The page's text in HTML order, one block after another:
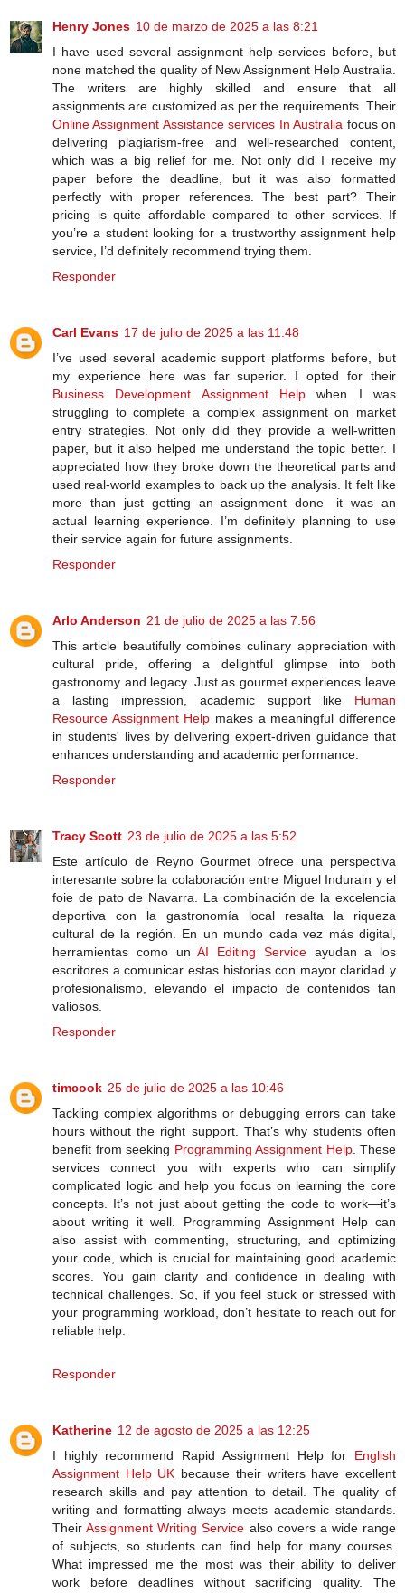
Henry Jones 10 de marzo de 2025 a las 8:21
I have used several assignment help services before, but
none matched the quality of New Assignment Help Australia.
The writers are highly skilled and ensure that all
assignments are customized as per the requirements. Their
Online Assignment Assistance services In Australia focus on
delivering plagiarism-free and well-researched content,
which was a big relief for me. Not only did I receive my
paper before the deadline, but it was also formatted
perfectly with proper references. The best part? Their
pricing is quite affordable compared to other services. If
you’re a student looking for a trustworthy assignment help
service, I’d definitely recommend trying them.
Responder
Carl Evans 17 de julio de 2025 a las 11:48
I’ve used several academic support platforms before, but
my experience here was far superior. I opted for their
Business Development Assignment Help when I was
struggling to complete a complex assignment on market
entry strategies. Not only did they provide a well-written
paper, but it also helped me understand the topic better. I
appreciated how they broke down the theoretical parts and
used real-world examples to back up the analysis. It felt like
more than just getting an assignment done—it was an
actual learning experience. I’m definitely planning to use
their service again for future assignments.
Responder
Arlo Anderson 21 de julio de 2025 a las 7:56
This article beautifully combines culinary appreciation with
cultural pride, offering a delightful glimpse into both
gastronomy and legacy. Just as gourmet experiences leave
a lasting impression, academic support like Human
Resource Assignment Help makes a meaningful difference
in students' lives by delivering expert-driven guidance that
enhances understanding and academic performance.
Responder
Tracy Scott 23 de julio de 2025 a las 5:52
Este artículo de Reyno Gourmet ofrece una perspectiva
interesante sobre la colaboración entre Miguel Indurain y el
foie de pato de Navarra. La combinación de la excelencia
deportiva con la gastronomía local resalta la riqueza
cultural de la región. En un mundo cada vez más digital,
herramientas como unAI Editing Serviceayudan a los
escritores a comunicar estas historias con mayor claridad y
profesionalismo, elevando el impacto de contenidos tan
valiosos.
Responder
timcook 25 de julio de 2025 a las 10:46
Tackling complex algorithms or debugging errors can take
hours without the right support. That’s why students often
benefit from seeking Programming Assignment Help. These
services connect you with experts who can simplify
complicated logic and help you focus on learning the core
concepts. It’s not just about getting the code to work—it’s
about writing it well. Programming Assignment Help can
also assist with commenting, structuring, and optimizing
your code, which is crucial for maintaining good academic
scores. You gain clarity and confidence in dealing with
technical challenges. So, if you feel stuck or stressed with
your programming workload, don’t hesitate to reach out for
reliable help.
Responder
Katherine 12 de agosto de 2025 a las 12:25
I highly recommend Rapid Assignment Help for English
Assignment Help UK because their writers have excellent
research skills and pay attention to detail. The quality of
writing and formatting always meets academic standards.
TheirAssignment Writing Service also covers a wide range
of subjects, so students can find help for many courses.
What impressed me the most was their ability to deliver
work before deadlines without sacrificing quality. The